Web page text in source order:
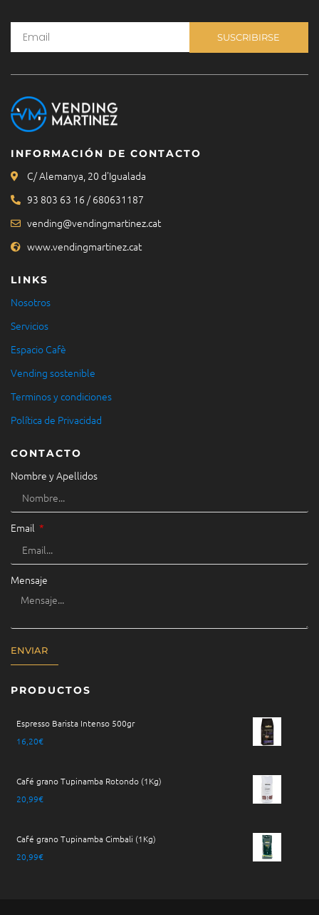
SUSCRIBIRSE
INFORMACIÓN DE CONTACTO
C/ Alemanya, 20 d'Igualada
93 803 63 16 / 680631187
vending@vendingmartinez.cat
www.vendingmartinez.cat
LINKS
Nosotros
Servicios
Espacio Cafè
Vending sostenible
Terminos y condiciones
Política de Privacidad
CONTACTO
Nombre y Apellidos
Email
Mensaje
ENVIAR
PRODUCTOS
Espresso Barista Intenso 500gr
16,20€
Café grano Tupinamba Rotondo (1Kg)
20,99€
Café grano Tupinamba Cimbali (1Kg)
20,99€